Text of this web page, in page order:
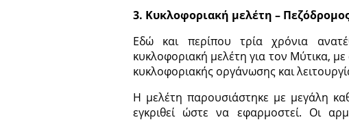
3. Κυκλοφοριακή μελέτη –
Εδώ και περίπου τρία χρόνια
κυκλοφοριακή μελέτη για τον Μύτικα,
κυκλοφοριακής οργάνωσης και
Η μελέτη παρουσιάστηκε με μεγάλη
εγκριθεί ώστε να εφαρμοστεί. Οι